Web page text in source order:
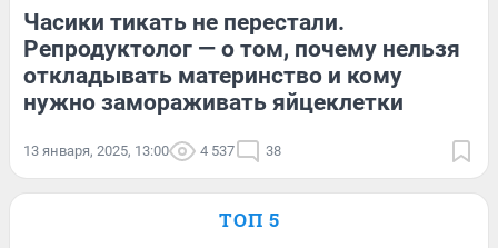
Часики тикать не перестали.
Репродуктолог — о том, почему нельзя
откладывать материнство и кому
нужно замораживать яйцеклетки
13 января, 2025, 13:00 4 537 38
ТОП 5